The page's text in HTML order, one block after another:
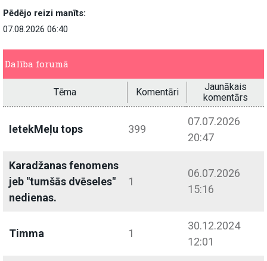
Pēdējo reizi manīts:
07.08.2026 06:40
Dalība forumā
Tēma Komentāri
Jaunākais
komentārs
IetekMeļu tops 399
07.07.2026
20:47
Karadžanas fenomens
jeb "tumšās dvēseles"
nedienas.
1
06.07.2026
15:16
Timma 1
30.12.2024
12:01